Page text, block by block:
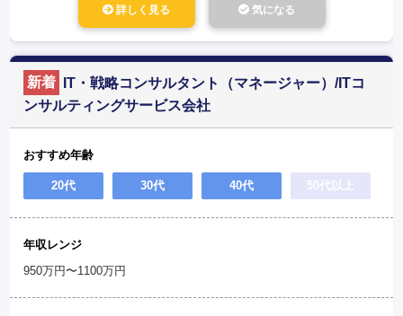
詳しく見る 気になる
新着
IT・戦略コンサルタント（マネージャー）/ITコ
ンサルティングサービス会社
おすすめ年齢
20代 30代 40代 50代以上
年収レンジ
950万円〜1100万円